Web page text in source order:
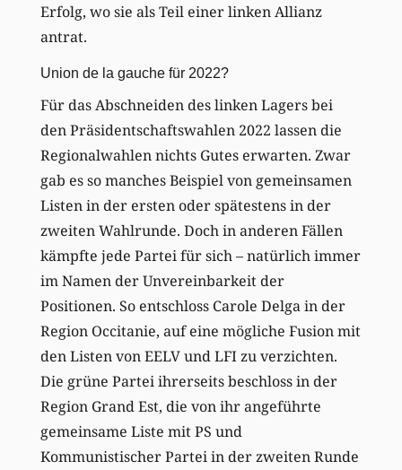
Erfolg, wo sie als Teil einer linken Allianz
antrat.
Union de la gauche für 2022?
Für das Abschneiden des linken Lagers bei
den Präsidentschaftswahlen 2022 lassen die
Regionalwahlen nichts Gutes erwarten. Zwar
gab es so manches Beispiel von gemeinsamen
Listen in der ersten oder spätestens in der
zweiten Wahlrunde. Doch in anderen Fällen
kämpfte jede Partei für sich – natürlich immer
im Namen der Unvereinbarkeit der
Positionen. So entschloss Carole Delga in der
Region Occitanie, auf eine mögliche Fusion mit
den Listen von EELV und LFI zu verzichten.
Die grüne Partei ihrerseits beschloss in der
Region Grand Est, die von ihr angeführte
gemeinsame Liste mit PS und
Kommunistischer Partei in der zweiten Runde